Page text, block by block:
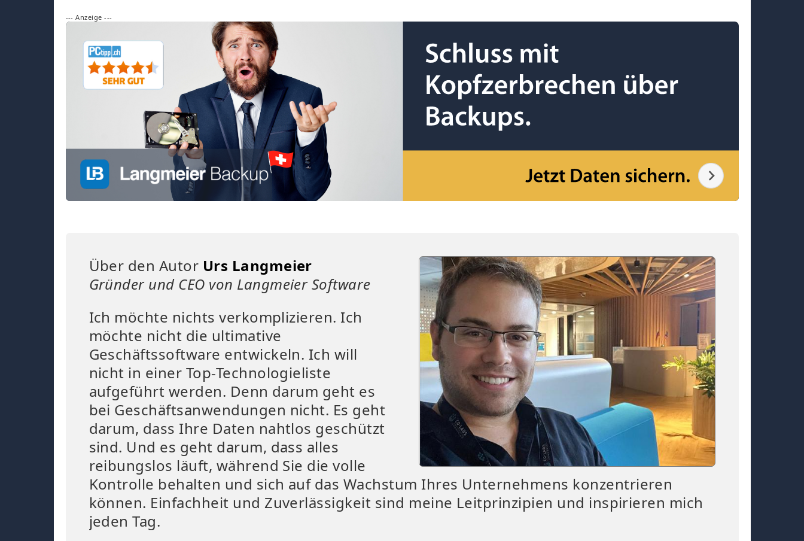
--- Anzeige ---
Über den Autor Urs Langmeier
Gründer und CEO von Langmeier Software
Ich möchte nichts verkomplizieren. Ich
möchte nicht die ultimative
Geschäftssoftware entwickeln. Ich will
nicht in einer Top-Technologieliste
aufgeführt werden. Denn darum geht es
bei Geschäftsanwendungen nicht. Es geht
darum, dass Ihre Daten nahtlos geschützt
sind. Und es geht darum, dass alles
reibungslos läuft, während Sie die volle
Kontrolle behalten und sich auf das Wachstum Ihres Unternehmens konzentrieren
können. Einfachheit und Zuverlässigkeit sind meine Leitprinzipien und inspirieren mich
jeden Tag.